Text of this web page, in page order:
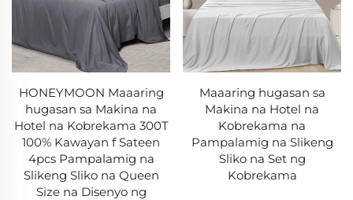
HONEYMOON Maaaring
hugasan sa Makina na
Hotel na Kobrekama 300T
100% Kawayan f Sateen
4pcs Pampalamig na
Slikeng Sliko na Queen
Size na Disenyo ng
Maaaring hugasan sa
Makina na Hotel na
Kobrekama na
Pampalamig na Slikeng
Sliko na Set ng
Kobrekama